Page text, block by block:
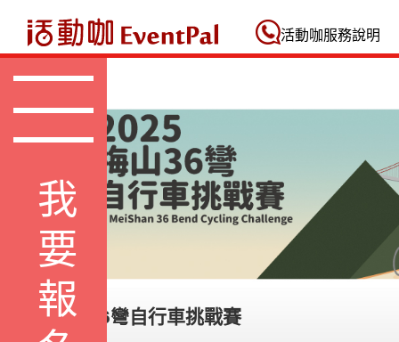
活動咖 Eventpal
活動咖服務說明
我要報名
2025梅山36彎自行車挑戰賽